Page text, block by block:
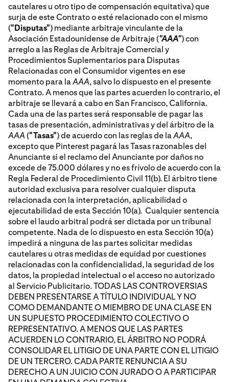
cautelares u otro tipo de compensación equitativa) que
surja de este Contrato o esté relacionado con el mismo
("Disputas") mediante arbitraje vinculante de la
Asociación Estadounidense de Arbitraje ("AAA") con
arreglo a las Reglas de Arbitraje Comercial y
Procedimientos Suplementarios para Disputas
Relacionadas con el Consumidor vigentes en ese
momento para laAAA, salvo lo dispuesto en el presente
Contrato. A menos que las partes acuerden lo contrario, el
arbitraje se llevará a cabo en San Francisco, California.
Cada una de las partes será responsable de pagar las
tasas de presentación, administrativas y del árbitro de la
AAA ("Tasas") de acuerdo con las reglas de laAAA,
excepto que Pinterest pagará las Tasas razonables del
Anunciante si el reclamo del Anunciante por daños no
excede de 75.000 dólares y no es frívolo de acuerdo con la
Regla Federal de Procedimiento Civil 11(b). El árbitro tiene
autoridad exclusiva para resolver cualquier disputa
relacionada con la interpretación, aplicabilidad o
ejecutabilidad de esta Sección 10(a). Cualquier sentencia
sobre el laudo arbitral podrá ser dictada por un tribunal
competente. Nada de lo dispuesto en esta Sección 10(a)
impedirá a ninguna de las partes solicitar medidas
cautelares u otras medidas de equidad por cuestiones
relacionadas con la confidencialidad, la seguridad de los
datos, la propiedad intelectual o el acceso no autorizado
al Servicio Publicitario. TODAS LAS CONTROVERSIAS
DEBEN PRESENTARSE A TÍTULO INDIVIDUAL Y NO
COMO DEMANDANTE O MIEMBRO DE UNA CLASE EN
UN SUPUESTO PROCEDIMIENTO COLECTIVO O
REPRESENTATIVO. A MENOS QUE LAS PARTES
ACUERDEN LO CONTRARIO, EL ÁRBITRO NO PODRÁ
CONSOLIDAR EL LITIGIO DE UNA PARTE CON EL LITIGIO
DE UN TERCERO. CADA PARTE RENUNCIA A SU
DERECHO A UN JUICIO CON JURADO O A PARTICIPAR